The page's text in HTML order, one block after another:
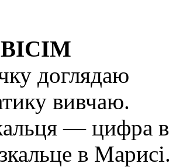
доглядаю
вивчаю.
— цифра
в